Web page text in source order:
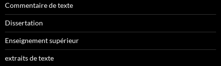
Commentaire de texte
Dissertation
Enseignement supérieur
extraits de texte